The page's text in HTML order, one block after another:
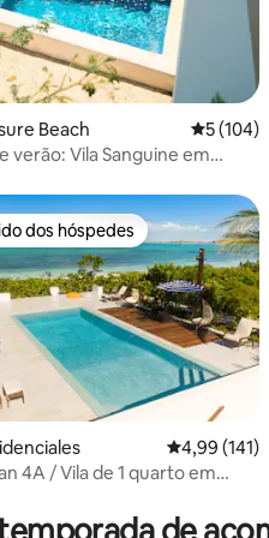
Beach 5 de uma
5 (104)
verão: Vila Sanguine em
de 5, 365 avaliações
preferidos dos hóspedes
dos hóspedes
4,99 de
4,99 (141)
4A / Vila de 1 quarto em